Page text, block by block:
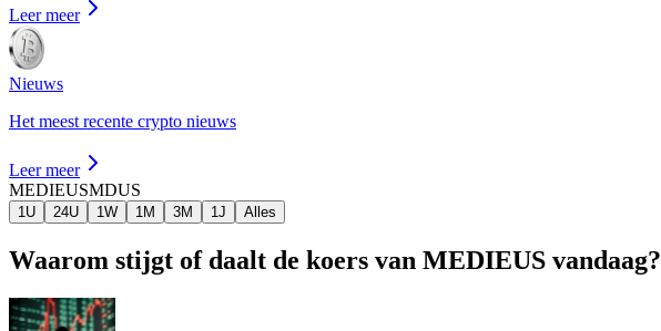
Leer meer
Nieuws
Het meest recente crypto nieuws
Leer meer
MEDIEUSMDUS
1U 24U 1W 1M 3M 1J Alles
Waarom stijgt of daalt de koers van MEDIEUS vandaag?